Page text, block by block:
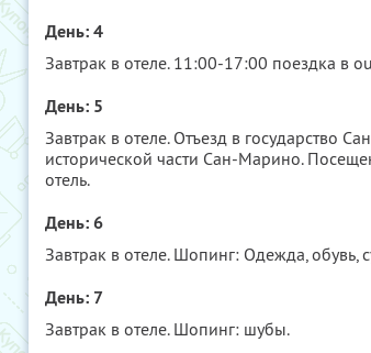
День: 4
Завтрак в отеле. 11:00-17:00 поездка в
День: 5
Завтрак в отеле. Отъезд в государство
исторической части Сан-Марино.
отель.
День: 6
Завтрак в отеле. Шопинг: Одежда, обувь,
День: 7
Завтрак в отеле. Шопинг: шубы.